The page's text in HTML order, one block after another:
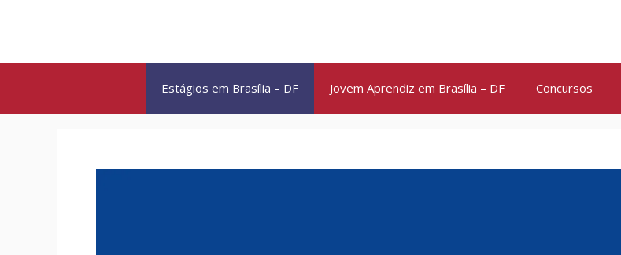
conteúdo
Estágios em Brasília – DF Jovem Aprendiz em Brasília – DF Concursos